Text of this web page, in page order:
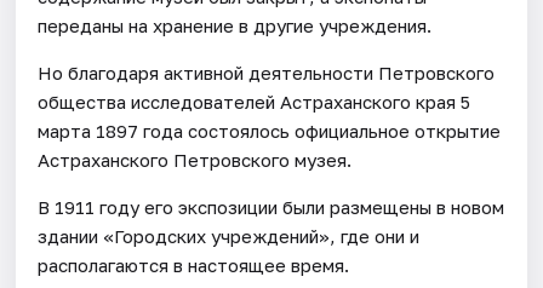
переданы на хранение в другие учреждения.
Но благодаря активной деятельности Петровского
общества исследователей Астраханского края 5
марта 1897 года состоялось официальное открытие
Астраханского Петровского музея.
В 1911 году его экспозиции были размещены в новом
здании «Городских учреждений», где они и
располагаются в настоящее время.